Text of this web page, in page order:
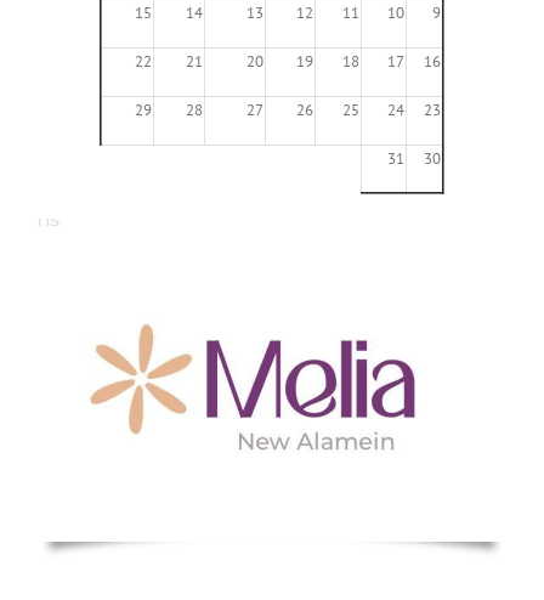
9
10
11
12
13
14
15
16
17
18
19
20
21
22
23
24
25
26
27
28
29
30
31